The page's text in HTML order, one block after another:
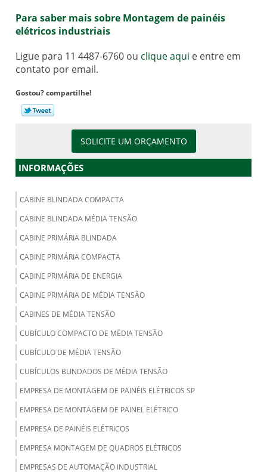
Para saber mais sobre Montagem de painéis
elétricos industriais
Ligue para 11 4487-6760ou clique aqui e entre em
contato por email.
Gostou? compartilhe!
SOLICITE UM ORÇAMENTO
INFORMAÇÕES
CABINE BLINDADA COMPACTA
CABINE BLINDADA MÉDIA TENSÃO
CABINE PRIMÁRIA BLINDADA
CABINE PRIMÁRIA COMPACTA
CABINE PRIMÁRIA DE ENERGIA
CABINE PRIMÁRIA DE MÉDIA TENSÃO
CABINES DE MÉDIA TENSÃO
CUBÍCULO COMPACTO DE MÉDIA TENSÃO
CUBÍCULO DE MÉDIA TENSÃO
CUBÍCULOS BLINDADOS DE MÉDIA TENSÃO
EMPRESA DE MONTAGEM DE PAINÉIS ELÉTRICOS SP
EMPRESA DE MONTAGEM DE PAINEL ELÉTRICO
EMPRESA DE PAINÉIS ELÉTRICOS
EMPRESA MONTAGEM DE QUADROS ELÉTRICOS
EMPRESAS DE AUTOMAÇÃO INDUSTRIAL